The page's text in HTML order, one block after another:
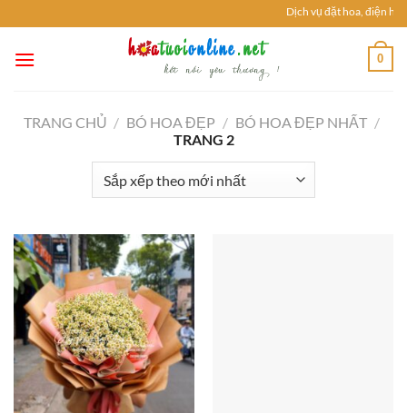
đến
nội
Dịch vụ đặt hoa, điện
0
TRANG CHỦ / BÓ HOA ĐẸP / BÓ HOA ĐẸP NHẤT /
TRANG 2